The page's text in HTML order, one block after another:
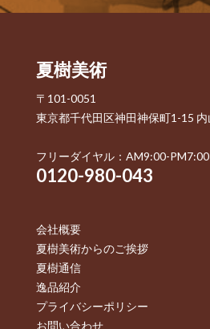
夏樹美術
〒101-0051
東京都千代田区神田神保町1-15
フリーダイヤル：AM9:00-PM7:00
0120-980-043
会社概要
夏樹美術からのご挨拶
夏樹通信
逸品紹介
プライバシーポリシー
お問い合わせ